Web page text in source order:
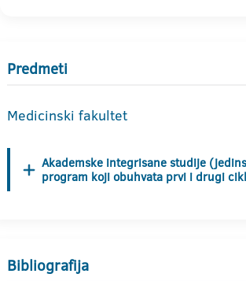
Predmeti
Medicinski fakultet
Akademske integrisane studije
program koji obuhvata prvi i drugi
Bibliografija